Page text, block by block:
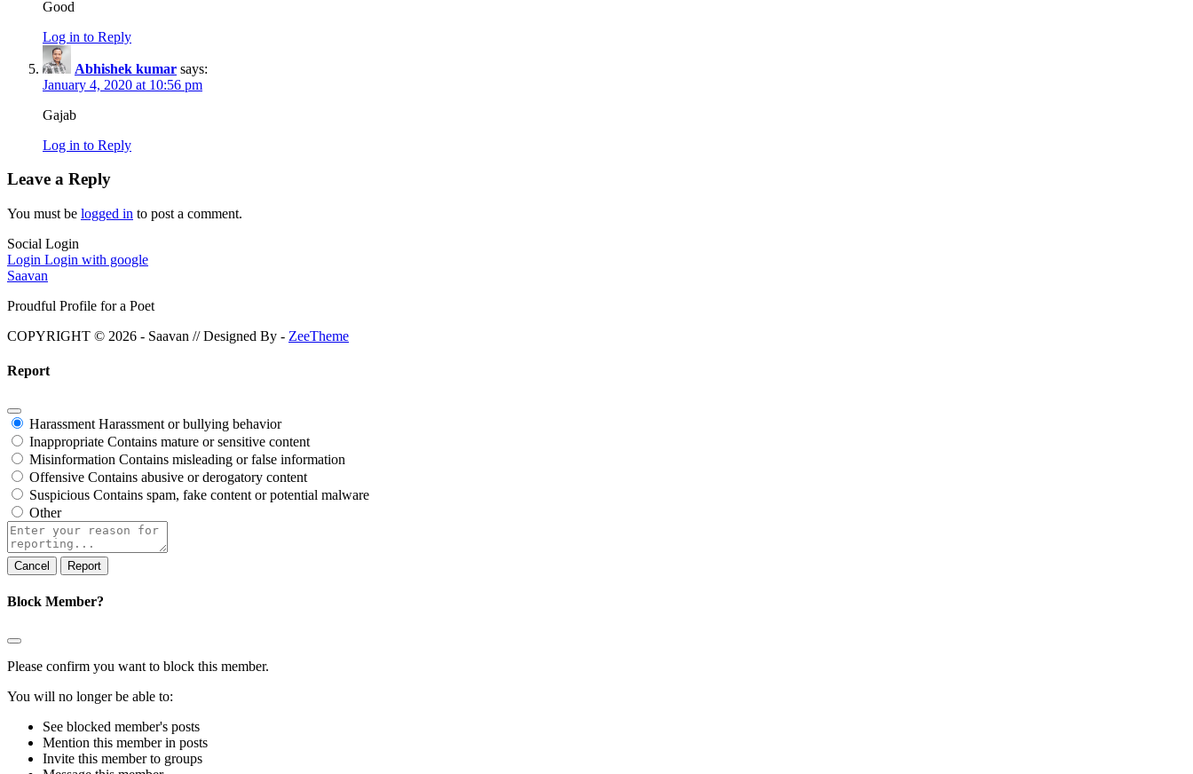
Good
Log in to Reply
Abhishek kumar says:
January 4, 2020 at 10:56 pm
Gajab
Log in to Reply
Leave a Reply
You must be logged in to post a comment.
Social Login
Login Login with google
Saavan
Proudful Profile for a Poet
COPYRIGHT © 2026 - Saavan // Designed By - ZeeTheme
Report
Harassment Harassment or bullying behavior
Inappropriate Contains mature or sensitive content
Misinformation Contains misleading or false information
Offensive Contains abusive or derogatory content
Suspicious Contains spam, fake content or potential malware
Other
Report
note
Report
Block Member?
Please confirm you want to block this member.
You will no longer be able to:
See blocked member's posts
Mention this member in posts
Invite this member to groups